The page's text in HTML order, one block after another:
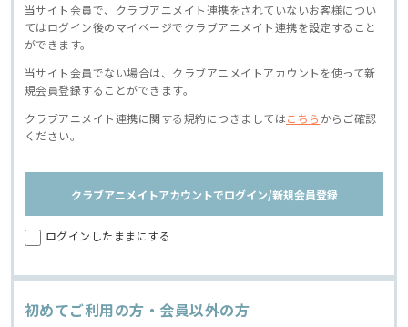
当サイト会員で、クラブアニメイト連携をされていないお客様につい
てはログイン後のマイページでクラブアニメイト連携を設定すること
ができます。
当サイト会員でない場合は、クラブアニメイトアカウントを使って新
規会員登録することができます。
クラブアニメイト連携に関する規約につきましてはこちら からご確認
ください。
クラブアニメイトアカウントでログイン/新規会員登録
ログインしたままにする
初めてご利用の方・会員以外の方